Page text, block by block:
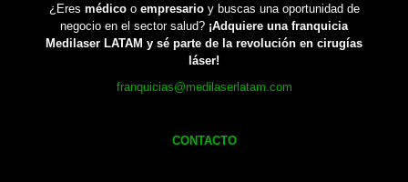
¿Eres médicoo empresarioy buscas una oportunidad de
negocio en el sector salud? ¡Adquiere una franquicia
Medilaser LATAM y sé parte de la revolución en cirugías
láser!
franquicias@medilaserlatam.com
CONTACTO